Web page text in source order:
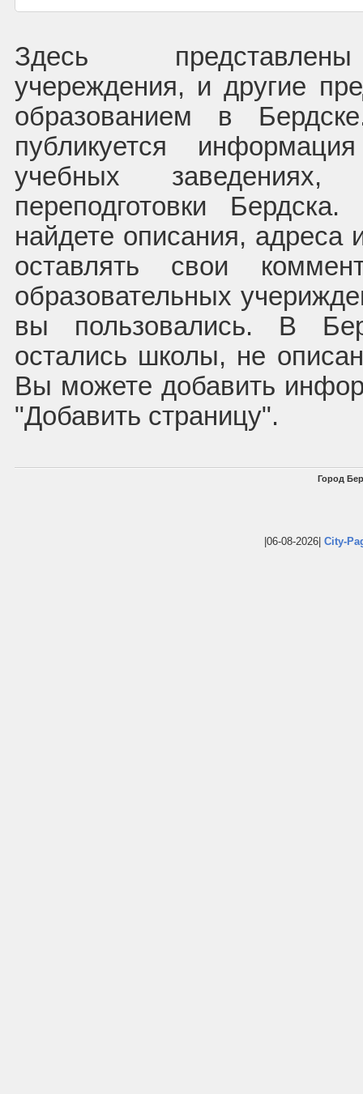
Здесь
учереждения, и другие
образованием в
публикуется
учебных заведениях,
переподготовки
найдете описания,
оставлять свои
образовательных
вы пользовались. В
остались школы, не
Вы можете добавить
"Добавить страницу".
Город
|06-08-2026| City-